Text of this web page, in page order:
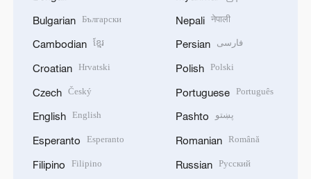
Bulgarian Български
Cambodian ខ្មែរ
Croatian Hrvatski
Czech Český
English English
Esperanto Esperanto
Filipino Filipino
Nepali नेपाली
Persian فارسی
Polish Polski
Portuguese Português
Pashto پښتو
Romanian Română
Russian Русский